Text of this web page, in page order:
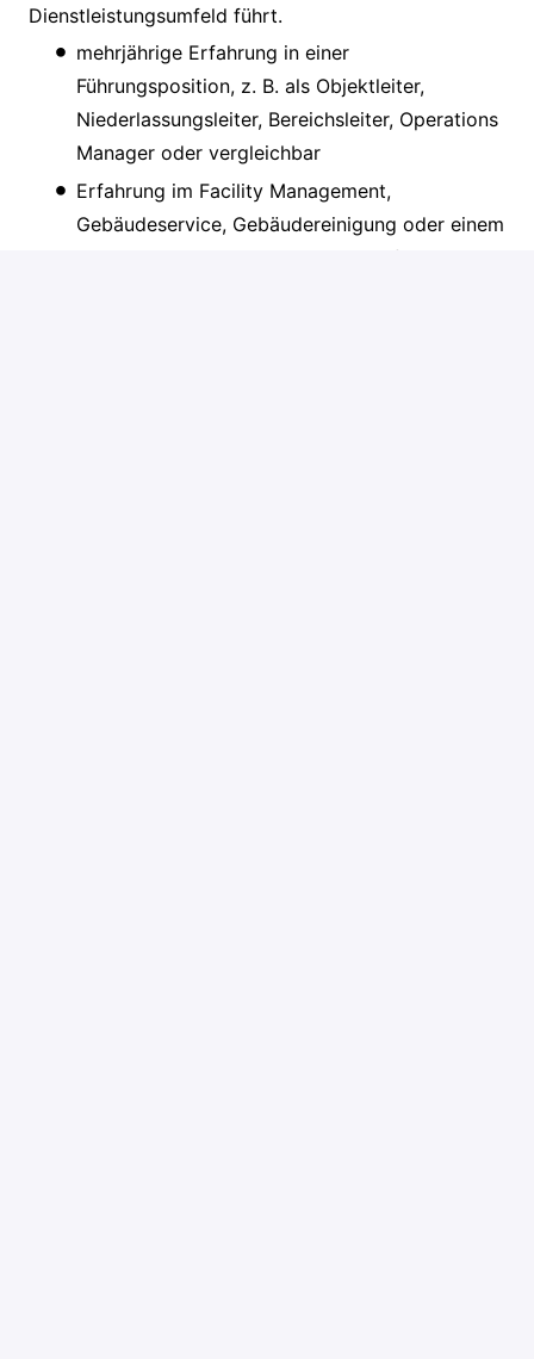
Dienstleistungsumfeld führt.
mehrjährige Erfahrung in einer
Führungsposition, z. B. als Objektleiter,
Niederlassungsleiter, Bereichsleiter, Operations
Manager oder vergleichbar
Erfahrung im Facility Management,
Gebäudeservice, Gebäudereinigung oder einem
ähnlichen dienstleistungsnahen Umfeld